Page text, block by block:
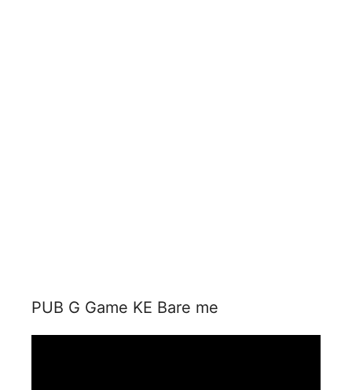
PUB G Game KE Bare me